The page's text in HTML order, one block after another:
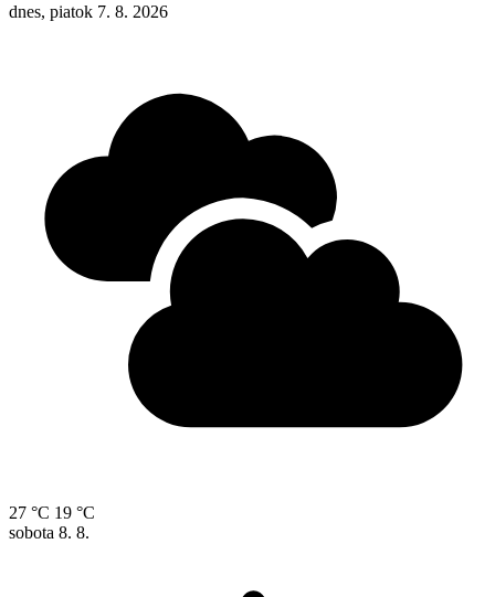
dnes, piatok 7. 8. 2026
27 °C 19 °C
sobota 8. 8.